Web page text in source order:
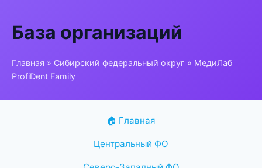
База организаций
Главная » Сибирский федеральный округ » МедиЛаб
ProfiDent Family
🏠 Главная
Центральный ФО